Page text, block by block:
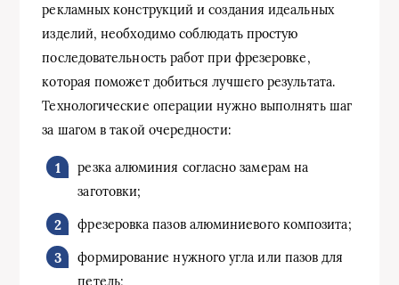
рекламных конструкций и создания идеальных
изделий, необходимо соблюдать простую
последовательность работ при фрезеровке,
которая поможет добиться лучшего результата.
Технологические операции нужно выполнять шаг
за шагом в такой очередности:
резка алюминия согласно замерам на
заготовки;
фрезеровка пазов алюминиевого композита;
формирование нужного угла или пазов для
петель;